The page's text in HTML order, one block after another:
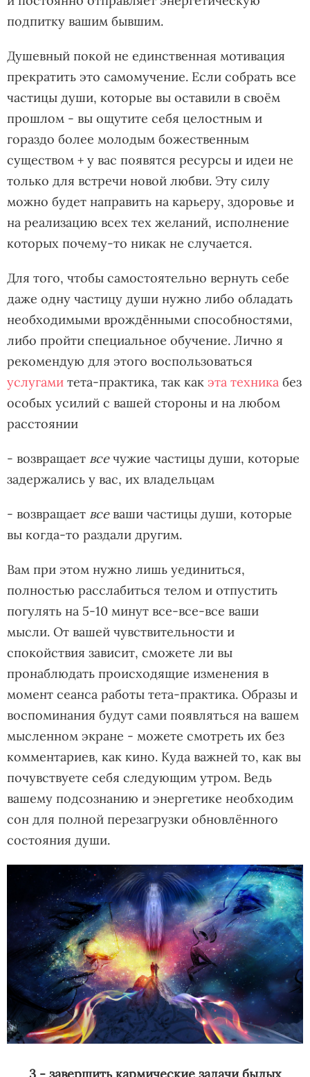
подпитку вашим бывшим.
Душевный покой не единственная мотивация
прекратить это самомучение. Если собрать все
частицы души, которые вы оставили в своём
прошлом - вы ощутите себя целостным и
гораздо более молодым божественным
существом + у вас появятся ресурсы и идеи не
только для встречи новой любви. Эту силу
можно будет направить на карьеру, здоровье и
на реализацию всех тех желаний, исполнение
которых почему-то никак не случается.
Для того, чтобы самостоятельно вернуть себе
даже одну частицу души нужно либо обладать
необходимыми врождёнными способностями,
либо пройти специальное обучение. Лично я
рекомендую для этого воспользоваться
услугами тета-практика, так как эта техника без
особых усилий с вашей стороны и на любом
расстоянии
- возвращает всечужие частицы души, которые
задержались у вас, их владельцам
- возвращает всеваши частицы души, которые
вы когда-то раздали другим.
Вам при этом нужно лишь уединиться,
полностью расслабиться телом и отпустить
погулять на 5-10 минут все-все-все ваши
мысли. От вашей чувствительности и
спокойствия зависит, сможете ли вы
пронаблюдать происходящие изменения в
момент сеанса работы тета-практика. Образы и
воспоминания будут сами появляться на вашем
мысленном экране - можете смотреть их без
комментариев, как кино. Куда важней то, как вы
почувствуете себя следующим утром. Ведь
вашему подсознанию и энергетике необходим
сон для полной перезагрузки обновлённого
состояния души.
3 - завершить кармические задачи былых